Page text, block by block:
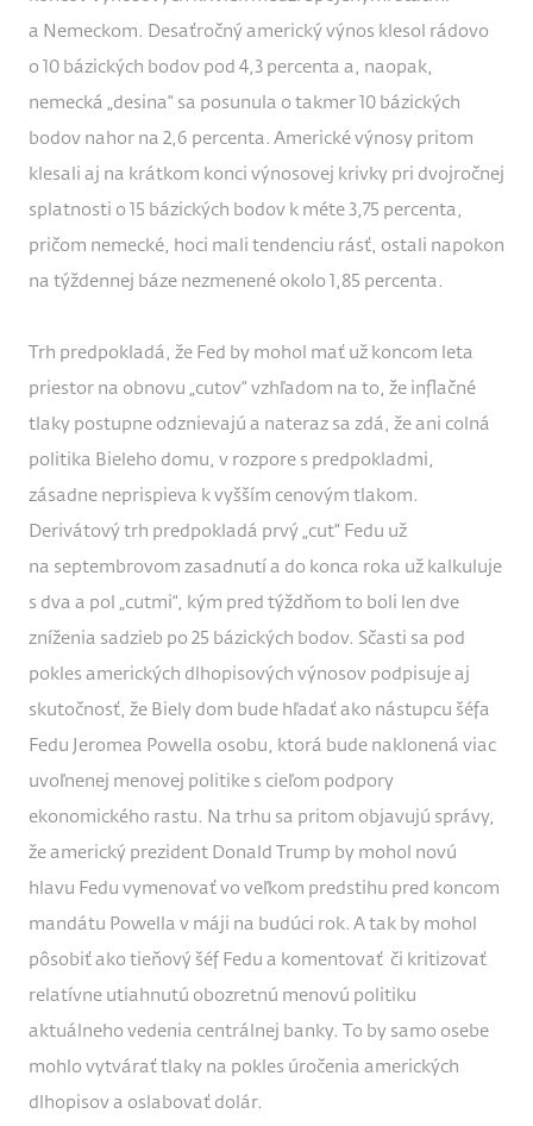
a Nemeckom. Desaťročný americký výnos klesol rádovo
o 10 bázických bodov pod 4,3 percenta a, naopak,
nemecká „desina“ sa posunula o takmer 10 bázických
bodov nahor na 2,6 percenta. Americké výnosy pritom
klesali aj na krátkom konci výnosovej krivky pri dvojročnej
splatnosti o 15 bázických bodov k méte 3,75 percenta,
pričom nemecké, hoci mali tendenciu rásť, ostali napokon
na týždennej báze nezmenené okolo 1,85 percenta.
Trh predpokladá, že Fed by mohol mať už koncom leta
priestor na obnovu „cutov“ vzhľadom na to, že inflačné
tlaky postupne odznievajú a nateraz sa zdá, že ani colná
politika Bieleho domu, v rozpore s predpokladmi,
zásadne neprispieva k vyšším cenovým tlakom.
Derivátový trh predpokladá prvý „cut“ Fedu už
na septembrovom zasadnutí a do konca roka už kalkuluje
s dva a pol „cutmi“, kým pred týždňom to boli len dve
zníženia sadzieb po 25 bázických bodov. Sčasti sa pod
pokles amerických dlhopisových výnosov podpisuje aj
skutočnosť, že Biely dom bude hľadať ako nástupcu šéfa
Fedu Jeromea Powella osobu, ktorá bude naklonená viac
uvoľnenej menovej politike s cieľom podpory
ekonomického rastu. Na trhu sa pritom objavujú správy,
že americký prezident Donald Trump by mohol novú
hlavu Fedu vymenovať vo veľkom predstihu pred koncom
mandátu Powella v máji na budúci rok. A tak by mohol
pôsobiť ako tieňový šéf Fedu a komentovať či kritizovať
relatívne utiahnutú obozretnú menovú politiku
aktuálneho vedenia centrálnej banky. To by samo osebe
mohlo vytvárať tlaky na pokles úročenia amerických
dlhopisov a oslabovať dolár.